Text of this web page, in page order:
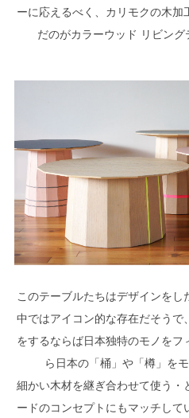
ーに応えるべく、カリモクの木
だのがカラーウッド リビング
このテーブルたちはデザインを
中ではアイコン的な存在だそうで
をするならば日本独特のモノを
ら日本の「桶」や「樽」を
細かい木材を継ぎ合わせて使う
ードのコンセプトにもマッチし